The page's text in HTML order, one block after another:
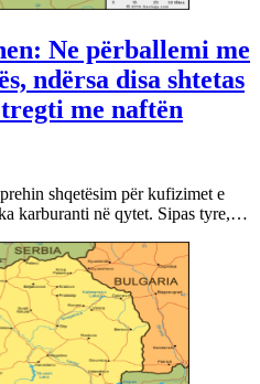
Ne përballemi me
ndërsa disa shtetas
me naftën
shqetësim për kufizimet e
karburanti në qytet. Sipas tyre,…